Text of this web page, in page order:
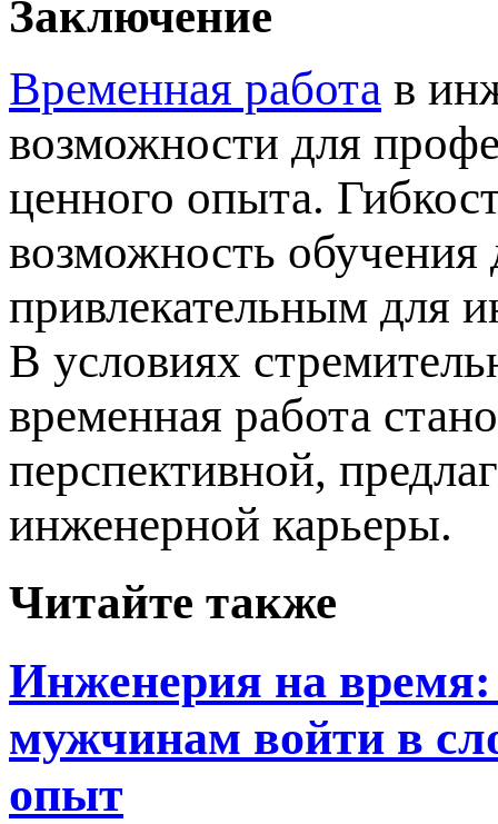
Заключение
Временная работа в
возможности для
ценного опыта.
возможность обучения
привлекательным для
В условиях
временная работа
перспективной,
инженерной карьеры.
Читайте также
Инженерия на время:
мужчинам войти в
опыт